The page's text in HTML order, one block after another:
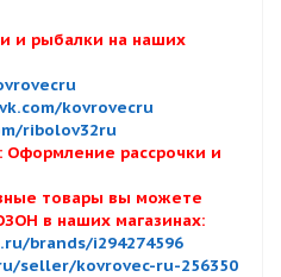
и рыбалки на наших
kovrovecru
ribolov32ru
рассрочки и
товары вы можете
в наших магазинах:
brands/i294274596
seller/kovrovec-ru-256350